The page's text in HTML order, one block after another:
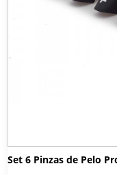
Set 6 Pinzas de Pelo